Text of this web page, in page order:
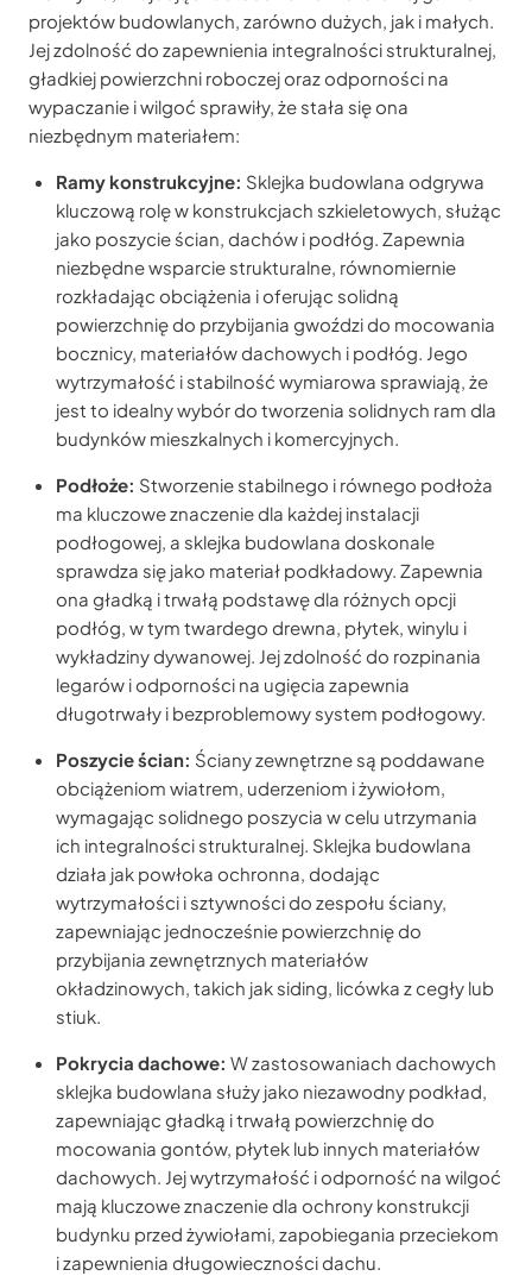
projektów budowlanych, zarówno dużych, jak i małych.
Jej zdolność do zapewnienia integralności strukturalnej,
gładkiej powierzchni roboczej oraz odporności na
wypaczanie i wilgoć sprawiły, że stała się ona
niezbędnym materiałem:
Ramy konstrukcyjne: Sklejka budowlana odgrywa
kluczową rolę w konstrukcjach szkieletowych, służąc
jako poszycie ścian, dachów i podłóg. Zapewnia
niezbędne wsparcie strukturalne, równomiernie
rozkładając obciążenia i oferując solidną
powierzchnię do przybijania gwoździ do mocowania
bocznicy, materiałów dachowych i podłóg. Jego
wytrzymałość i stabilność wymiarowa sprawiają, że
jest to idealny wybór do tworzenia solidnych ram dla
budynków mieszkalnych i komercyjnych.
Podłoże: Stworzenie stabilnego i równego podłoża
ma kluczowe znaczenie dla każdej instalacji
podłogowej, a sklejka budowlana doskonale
sprawdza się jako materiał podkładowy. Zapewnia
ona gładką i trwałą podstawę dla różnych opcji
podłóg, w tym twardego drewna, płytek, winylu i
wykładziny dywanowej. Jej zdolność do rozpinania
legarów i odporności na ugięcia zapewnia
długotrwały i bezproblemowy system podłogowy.
Poszycie ścian: Ściany zewnętrzne są poddawane
obciążeniom wiatrem, uderzeniom i żywiołom,
wymagając solidnego poszycia w celu utrzymania
ich integralności strukturalnej. Sklejka budowlana
działa jak powłoka ochronna, dodając
wytrzymałości i sztywności do zespołu ściany,
zapewniając jednocześnie powierzchnię do
przybijania zewnętrznych materiałów
okładzinowych, takich jak siding, licówka z cegły lub
stiuk.
Pokrycia dachowe: W zastosowaniach dachowych
sklejka budowlana służy jako niezawodny podkład,
zapewniając gładką i trwałą powierzchnię do
mocowania gontów, płytek lub innych materiałów
dachowych. Jej wytrzymałość i odporność na wilgoć
mają kluczowe znaczenie dla ochrony konstrukcji
budynku przed żywiołami, zapobiegania przeciekom
i zapewnienia długowieczności dachu.